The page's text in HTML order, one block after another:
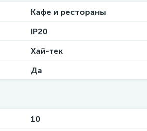
Кафе и рестораны
IP20
Хай-тек
Да
10